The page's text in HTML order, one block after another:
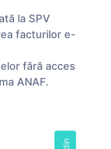
la SPV
facturilor e-
fără acces
ANAF.